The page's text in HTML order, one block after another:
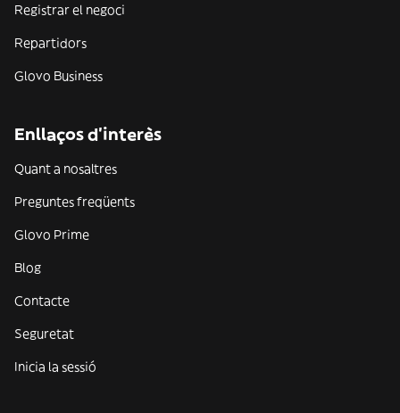
Registrar el negoci
Repartidors
Glovo Business
Enllaços d'interès
Quant a nosaltres
Preguntes freqüents
Glovo Prime
Blog
Contacte
Seguretat
Inicia la sessió